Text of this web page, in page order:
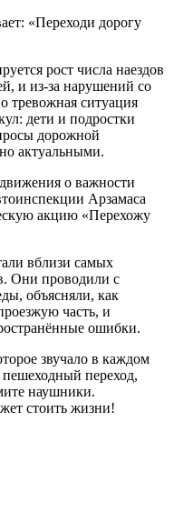
«Переходи дорогу
рост числа наездов
и из‑за нарушений со
тревожная ситуация
дети и подростки
дорожной
актуальными.
о важности
Арзамаса
акцию «Перехожу
вблизи самых
Они проводили с
объясняли, как
часть, и
ошибки.
звучало в каждом
пешеходный переход,
наушники.
стоить жизни!